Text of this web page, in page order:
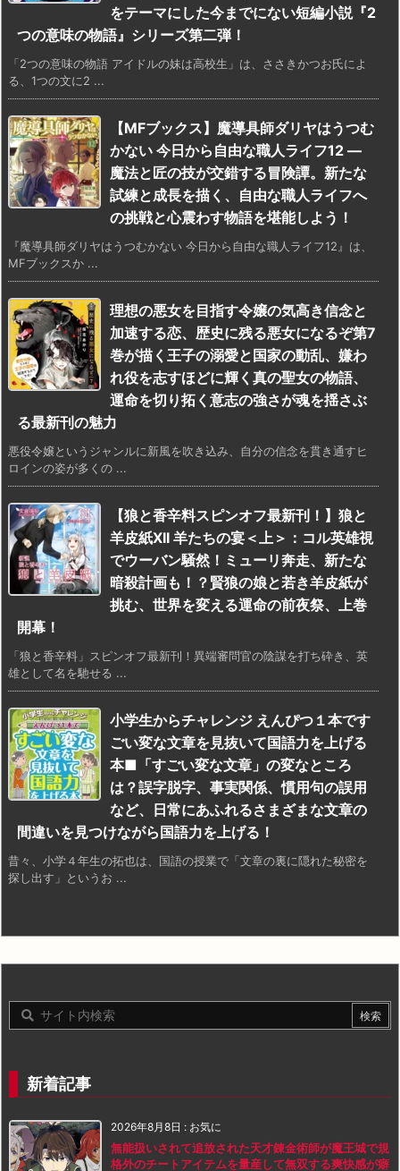
をテーマにした今までにない短編小説『2
つの意味の物語』シリーズ第二弾！
「2つの意味の物語 アイドルの妹は高校生」は、ささきかつお氏によ
る、1つの文に2 ...
【MFブックス】魔導具師ダリヤはうつむ
かない 今日から自由な職人ライフ12 ―
魔法と匠の技が交錯する冒険譚。新たな
試練と成長を描く、自由な職人ライフへ
の挑戦と心震わす物語を堪能しよう！
『魔導具師ダリヤはうつむかない 今日から自由な職人ライフ12』は、
MFブックスか ...
理想の悪女を目指す令嬢の気高き信念と
加速する恋、歴史に残る悪女になるぞ第7
巻が描く王子の溺愛と国家の動乱、嫌わ
れ役を志すほどに輝く真の聖女の物語、
運命を切り拓く意志の強さが魂を揺さぶ
る最新刊の魅力
悪役令嬢というジャンルに新風を吹き込み、自分の信念を貫き通すヒ
ロインの姿が多くの ...
【狼と香辛料スピンオフ最新刊！】狼と
羊皮紙XII 羊たちの宴＜上＞：コル英雄視
でウーバン騒然！ミューリ奔走、新たな
暗殺計画も！？賢狼の娘と若き羊皮紙が
挑む、世界を変える運命の前夜祭、上巻
開幕！
「狼と香辛料」スピンオフ最新刊！異端審問官の陰謀を打ち砕き、英
雄として名を馳せる ...
小学生からチャレンジ えんぴつ１本です
ごい変な文章を見抜いて国語力を上げる
本■「すごい変な文章」の変なところ
は？誤字脱字、事実関係、慣用句の誤用
など、日常にあふれるさまざまな文章の
間違いを見つけながら国語力を上げる！
昔々、小学４年生の拓也は、国語の授業で「文章の裏に隠れた秘密を
探し出す」というお ...
新着記事
2026年8月8日 : お気に
無能扱いされて追放された天才錬金術師が魔王城で規
格外のチートアイテムを量産して無双する爽快感が癖